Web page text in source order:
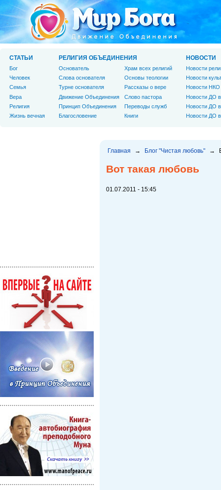
Главная → Блог "Чистая любовь" →
Вот такая любовь
01.07.2011 - 15:45
СТАТЬИ
Бог
Человек
Cемья
Вера
Религия
Жизнь вечная
РЕЛИГИЯ ОБЪЕДИНЕНИЯ
Основатель
Слова основателя
Турне основателя
Движение Объединения
Принцип Объединения
Благословение
Храм всех религий
Основы теологии
Рассказы о вере
Слово пастора
Переводы служб
Книги
НОВОСТИ
Новости
Новости
Новости НКО
Новости ДО
Новости ДО
Новости ДО